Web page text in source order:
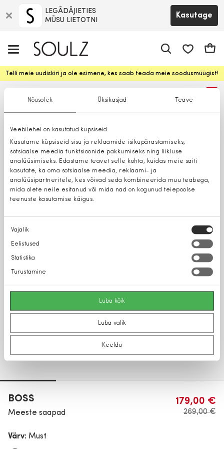
Nõusolek Üksikasjad Teave
Veebilehel on kasutatud küpsiseid.
Kasutame küpsiseid sisu ja reklaamide isikupärastamiseks,
sotsiaalse meedia funktsioonide pakkumiseks ning liikluse
analüüsimiseks. Edastame teavet selle kohta, kuidas meie saiti
kasutate, ka oma sotsiaalse meedia, reklaami- ja
analüüsipartneritele, kes võivad seda kombineerida muu teabega,
mida olete neile esitanud või mida nad on kogunud teiepoolse
teenuste kasutamise käigus.
Nõusoleku
valik
Vajalik
Eelistused
Statistika
Turustamine
Luba kõik
Luba valik
Keeldu
LEGĀDĀJIETIES
MŪSU LIETOTNI
Kasutage
Telli meie uudiskiri ja ole esimene, kes saab teada meie soodusmüügist!
BOSS
Meeste saapad
179,00 €
269,00 €
Värv: Must